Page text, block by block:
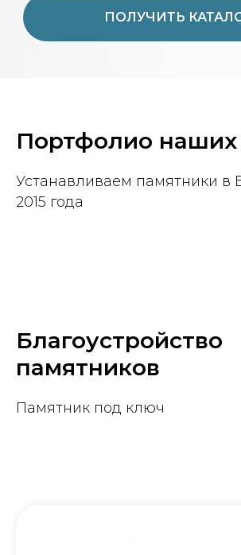
ПОЛУЧИТЬ
Портфолио наших
Устанавливаем памятники в
2015 года
Благоустройство
памятников
Памятник под ключ